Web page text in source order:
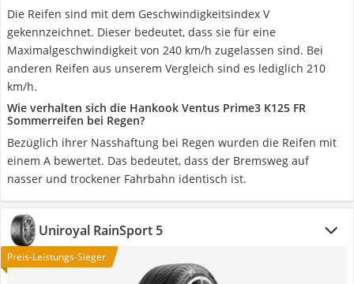
Die Reifen sind mit dem Geschwindigkeitsindex V
gekennzeichnet. Dieser bedeutet, dass sie für eine
Maximalgeschwindigkeit von 240 km/h zugelassen sind. Bei
anderen Reifen aus unserem Vergleich sind es lediglich 210
km/h.
Wie verhalten sich die Hankook Ventus Prime3 K125 FR
Sommerreifen bei Regen?
Bezüglich ihrer Nasshaftung bei Regen wurden die Reifen mit
einem A bewertet. Das bedeutet, dass der Bremsweg auf
nasser und trockener Fahrbahn identisch ist.
Uniroyal RainSport 5
Preis-Leistungs-Sieger